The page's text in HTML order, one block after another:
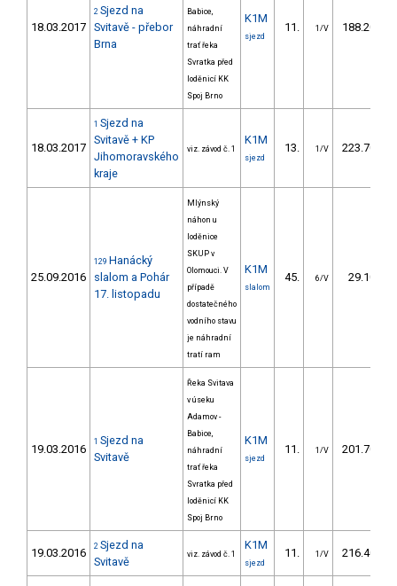
18.03.2017
2 Sjezd na
Svitavě - přebor
Brna
Babice,
náhradní
trať řeka
Svratka před
loděnicí KK
Spoj Brno
K1M
sjezd
11. 1/V 188.20
18.03.2017
1 Sjezd na
Svitavě + KP
Jihomoravského
kraje
viz. závod č. 1
K1M
sjezd
13. 1/V 223.70
25.09.2016
129 Hanácký
slalom a Pohár
17. listopadu
Mlýnský
náhon u
loděnice
SKUP v
Olomouci. V
případě
dostatečného
vodního stavu
je náhradní
tratí ram
K1M
slalom
45. 6/V 29.10
19.03.2016
1 Sjezd na
Svitavě
Řeka Svitava
v úseku
Adamov -
Babice,
náhradní
trať řeka
Svratka před
loděnicí KK
Spoj Brno
K1M
sjezd
11. 1/V 201.70
19.03.2016 2 Sjezd na
Svitavě
viz. závod č. 1
K1M
sjezd
11. 1/V 216.40